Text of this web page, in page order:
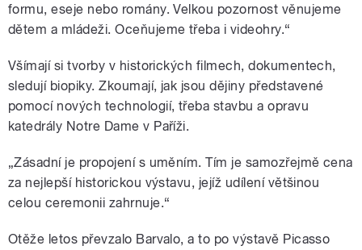
formu, eseje nebo romány. Velkou pozornost věnujeme
dětem a mládeži. Oceňujeme třeba i videohry.“
Všímají si tvorby v historických filmech, dokumentech,
sledují biopiky. Zkoumají, jak jsou dějiny představené
pomocí nových technologií, třeba stavbu a opravu
katedrály Notre Dame v Paříži.
„Zásadní je propojení s uměním. Tím je samozřejmě cena
za nejlepší historickou výstavu, jejíž udílení většinou
celou ceremonii zahrnuje.“
Otěže letos převzalo Barvalo, a to po výstavě Picasso